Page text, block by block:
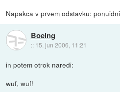
Napakca v prvem odstavku:
Boeing
:: 15. jun 2006, 11:21
in potem otrok naredi:
wuf, wuf!